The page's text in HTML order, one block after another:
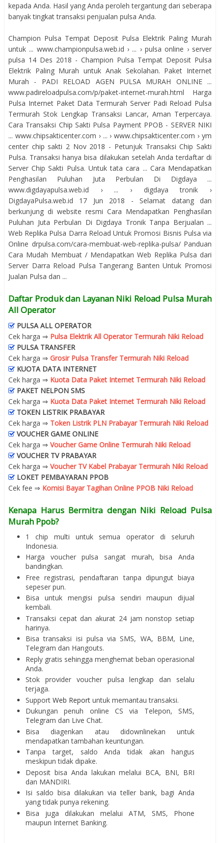
kepada Anda. Hasil yang Anda peroleh tergantung dari seberapa
banyak tingkat transaksi penjualan pulsa Anda.
Champion Pulsa Tempat Deposit Pulsa Elektrik Paling Murah
untuk ... www.championpulsa.web.id › ... › pulsa online › server
pulsa 14 Des 2018 - Champion Pulsa Tempat Deposit Pulsa
Elektrik Paling Murah untuk Anak Sekolahan. Paket Internet
Murah - PADI RELOAD AGEN PULSA MURAH ONLINE ...
www.padireloadpulsa.com/p/paket-internet-murah.html Harga
Pulsa Internet Paket Data Termurah Server Padi Reload Pulsa
Termurah Stok Lengkap Transaksi Lancar, Aman Terpercaya.
Cara Transaksi Chip Sakti Pulsa Payment PPOB - SERVER NIKI
... www.chipsakticenter.com › ... › www.chipsakticenter.com › ym
center chip sakti 2 Nov 2018 - Petunjuk Transaksi Chip Sakti
Pulsa. Transaksi hanya bisa dilakukan setelah Anda terdaftar di
Server Chip Sakti Pulsa. Untuk tata cara ... Cara Mendapatkan
Penghasilan Puluhan Juta Perbulan Di Digdaya ...
www.digdayapulsa.web.id › ... › digdaya tronik ›
DigdayaPulsa.web.id 17 Jun 2018 - Selamat datang dan
berkunjung di website resmi Cara Mendapatkan Penghasilan
Puluhan Juta Perbulan Di Digdaya Tronik Tanpa Berjualan ...
Web Replika Pulsa Darra Reload Untuk Promosi Bisnis Pulsa via
Online drpulsa.com/cara-membuat-web-replika-pulsa/ Panduan
Cara Mudah Membuat / Mendapatkan Web Replika Pulsa dari
Server Darra Reload Pulsa Tangerang Banten Untuk Promosi
Jualan Pulsa dan ...
Daftar Produk dan Layanan Niki Reload Pulsa Murah
All Operator
PULSA ALL OPERATOR
Cek harga ⇒ Pulsa Elektrik All Operator Termurah Niki Reload
PULSA TRANSFER
Cek harga ⇒ Grosir Pulsa Transfer Termurah Niki Reload
KUOTA DATA INTERNET
Cek harga ⇒ Kuota Data Paket Internet Termurah Niki Reload
PAKET NELPON SMS
Cek harga ⇒ Kuota Data Paket Internet Termurah Niki Reload
TOKEN LISTRIK PRABAYAR
Cek harga ⇒ Token Listrik PLN Prabayar Termurah Niki Reload
VOUCHER GAME ONLINE
Cek harga ⇒ Voucher Game Online Termurah Niki Reload
VOUCHER TV PRABAYAR
Cek harga ⇒ Voucher TV Kabel Prabayar Termurah Niki Reload
LOKET PEMBAYARAN PPOB
Cek fee ⇒ Komisi Bayar Tagihan Online PPOB Niki Reload
Kenapa Harus Bermitra dengan Niki Reload Pulsa
Murah Ppob?
1 chip multi untuk semua operator di seluruh
Indonesia.
Harga voucher pulsa sangat murah, bisa Anda
bandingkan.
Free registrasi, pendaftaran tanpa dipungut biaya
sepeser pun.
Bisa untuk mengisi pulsa sendiri maupun dijual
kembali.
Transaksi cepat dan akurat 24 jam nonstop setiap
harinya.
Bisa transaksi isi pulsa via SMS, WA, BBM, Line,
Telegram dan Hangouts.
Reply gratis sehingga menghemat beban operasional
Anda.
Stok provider voucher pulsa lengkap dan selalu
terjaga.
Support Web Report untuk memantau transaksi.
Dukungan penuh online CS via Telepon, SMS,
Telegram dan Live Chat.
Bisa diagenkan atau didownlinekan untuk
mendapatkan tambahan keuntungan.
Tanpa target, saldo Anda tidak akan hangus
meskipun tidak dipake.
Deposit bisa Anda lakukan melalui BCA, BNI, BRI
dan MANDIRI.
Isi saldo bisa dilakukan via teller bank, bagi Anda
yang tidak punya rekening.
Bisa juga dilakukan melalui ATM, SMS, Phone
maupun Internet Banking.